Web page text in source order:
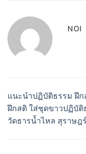
NOI
แนะนำปฏิบัติธรรม ฝึก
ฝึกสติ ใส่ชุดขาวปฏิบัติ
วัดธารน้ำไหล สุราษฎ